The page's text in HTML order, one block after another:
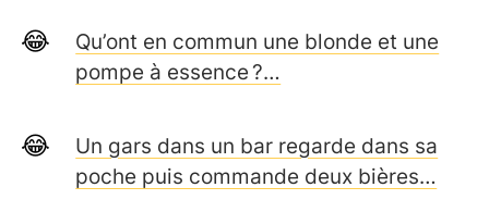
Qu’ont en commun une blonde et une
pompe à essence ?…
Un gars dans un bar regarde dans sa
poche puis commande deux bières…